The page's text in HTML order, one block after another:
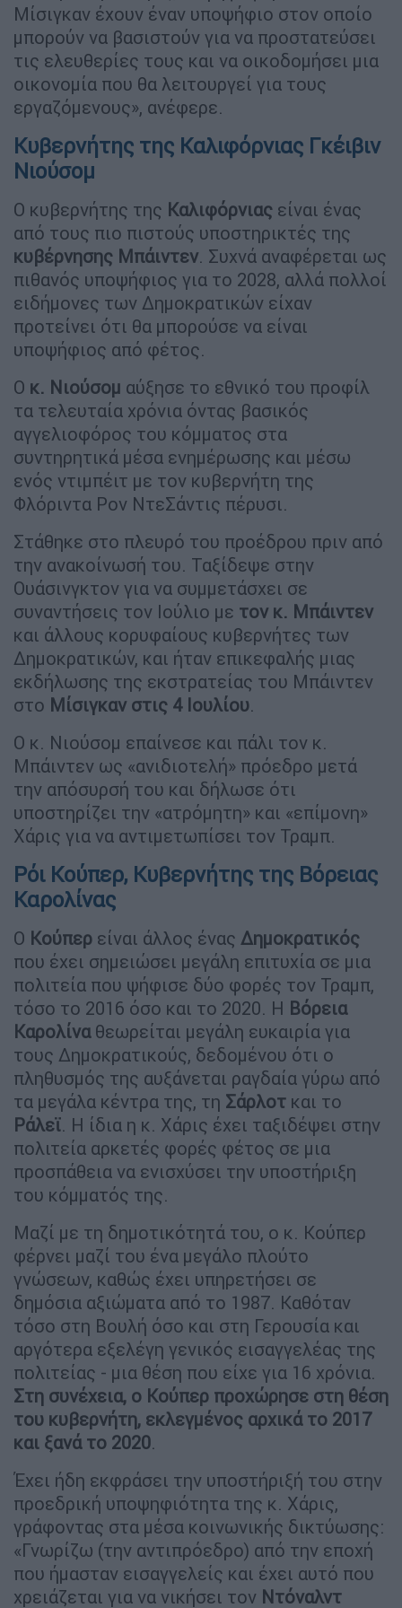
Μίσιγκαν έχουν έναν υποψήφιο στον οποίο
μπορούν να βασιστούν για να προστατεύσει
τις ελευθερίες τους και να οικοδομήσει μια
οικονομία που θα λειτουργεί για τους
εργαζόμενους», ανέφερε.
Κυβερνήτης της Καλιφόρνιας Γκέιβιν
Νιούσομ
Ο κυβερνήτης της Καλιφόρνιας είναι ένας
από τους πιο πιστούς υποστηρικτές της
κυβέρνησης Μπάιντεν. Συχνά αναφέρεται ως
πιθανός υποψήφιος για το 2028, αλλά πολλοί
ειδήμονες των Δημοκρατικών είχαν
προτείνει ότι θα μπορούσε να είναι
υποψήφιος από φέτος.
Ο κ. Νιούσομ αύξησε το εθνικό του προφίλ
τα τελευταία χρόνια όντας βασικός
αγγελιοφόρος του κόμματος στα
συντηρητικά μέσα ενημέρωσης και μέσω
ενός ντιμπέιτ με τον κυβερνήτη της
Φλόριντα Ρον ΝτεΣάντις πέρυσι.
Στάθηκε στο πλευρό του προέδρου πριν από
την ανακοίνωσή του. Ταξίδεψε στην
Ουάσινγκτον για να συμμετάσχει σε
συναντήσεις τον Ιούλιο με τον κ. Μπάιντεν
και άλλους κορυφαίους κυβερνήτες των
Δημοκρατικών, και ήταν επικεφαλής μιας
εκδήλωσης της εκστρατείας του Μπάιντεν
στο Μίσιγκαν στις 4 Ιουλίου.
Ο κ. Νιούσομ επαίνεσε και πάλι τον κ.
Μπάιντεν ως «ανιδιοτελή» πρόεδρο μετά
την απόσυρσή του και δήλωσε ότι
υποστηρίζει την «ατρόμητη» και «επίμονη»
Χάρις για να αντιμετωπίσει τον Τραμπ.
Ρόι Κούπερ, Κυβερνήτης της Βόρειας
Καρολίνας
Ο Κούπερ είναι άλλος ένας Δημοκρατικός
που έχει σημειώσει μεγάλη επιτυχία σε μια
πολιτεία που ψήφισε δύο φορές τον Τραμπ,
τόσο το 2016 όσο και το 2020. Η Βόρεια
Καρολίναθεωρείται μεγάλη ευκαιρία για
τους Δημοκρατικούς, δεδομένου ότι ο
πληθυσμός της αυξάνεται ραγδαία γύρω από
τα μεγάλα κέντρα της, τη Σάρλοτ και το
Ράλεϊ. Η ίδια η κ. Χάρις έχει ταξιδέψει στην
πολιτεία αρκετές φορές φέτος σε μια
προσπάθεια να ενισχύσει την υποστήριξη
του κόμματός της.
Μαζί με τη δημοτικότητά του, ο κ. Κούπερ
φέρνει μαζί του ένα μεγάλο πλούτο
γνώσεων, καθώς έχει υπηρετήσει σε
δημόσια αξιώματα από το 1987. Καθόταν
τόσο στη Βουλή όσο και στη Γερουσία και
αργότερα εξελέγη γενικός εισαγγελέας της
πολιτείας - μια θέση που είχε για 16 χρόνια.
Στη συνέχεια, ο Κούπερ προχώρησε στη θέση
του κυβερνήτη, εκλεγμένος αρχικά το 2017
και ξανά το 2020.
Έχει ήδη εκφράσει την υποστήριξή του στην
προεδρική υποψηφιότητα της κ. Χάρις,
γράφοντας στα μέσα κοινωνικής δικτύωσης:
«Γνωρίζω (την αντιπρόεδρο) από την εποχή
που ήμασταν εισαγγελείς και έχει αυτό που
χρειάζεται για να νικήσει τον Ντόναλντ